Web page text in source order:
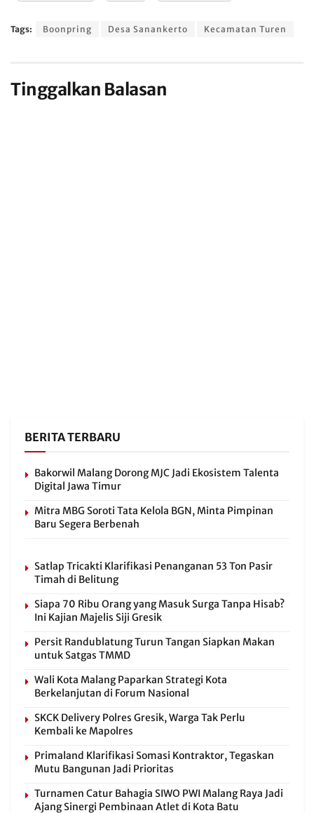
Tags: Boonpring Desa Sanankerto Kecamatan Turen
Tinggalkan Balasan
BERITA TERBARU
Bakorwil Malang Dorong MJC Jadi Ekosistem Talenta
Digital Jawa Timur
Mitra MBG Soroti Tata Kelola BGN, Minta Pimpinan
Baru Segera Berbenah
Satlap Tricakti Klarifikasi Penanganan 53 Ton Pasir
Timah di Belitung
Siapa 70 Ribu Orang yang Masuk Surga Tanpa Hisab?
Ini Kajian Majelis Siji Gresik
Persit Randublatung Turun Tangan Siapkan Makan
untuk Satgas TMMD
Wali Kota Malang Paparkan Strategi Kota
Berkelanjutan di Forum Nasional
SKCK Delivery Polres Gresik, Warga Tak Perlu
Kembali ke Mapolres
Primaland Klarifikasi Somasi Kontraktor, Tegaskan
Mutu Bangunan Jadi Prioritas
Turnamen Catur Bahagia SIWO PWI Malang Raya Jadi
Ajang Sinergi Pembinaan Atlet di Kota Batu